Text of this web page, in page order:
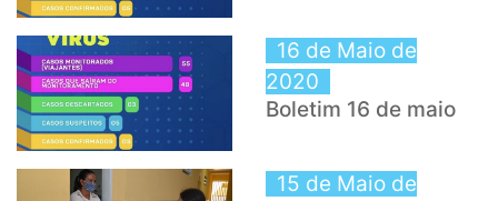
16 de Maio de
2020
Boletim 16 de maio
15 de Maio de